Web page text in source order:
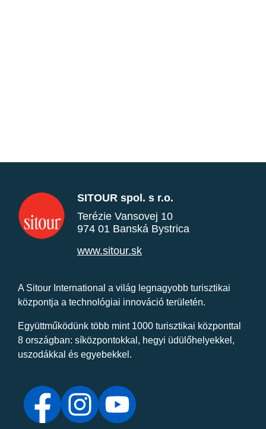
SITOUR spol. s r.o.
Terézie Vansovej 10
974 01 Banská Bystrica
www.sitour.sk
A Sitour International a világ legnagyobb turisztikai
központja a technológiai innováció területén.
Együttműködünk több mint 1000 turisztikai központtal
8 országban: síközpontokkal, hegyi üdülőhelyekkel,
uszodákkal és egyebekkel.